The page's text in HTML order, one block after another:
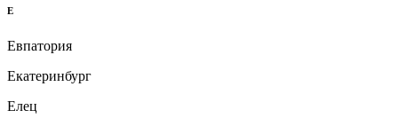
Е
Евпатория
Екатеринбург
Елец